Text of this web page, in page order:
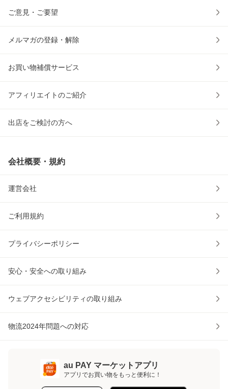
ご意見・ご要望
メルマガの登録・解除
お買い物補償サービス
アフィリエイトのご紹介
出店をご検討の方へ
会社概要・規約
運営会社
ご利用規約
プライバシーポリシー
安心・安全への取り組み
ウェブアクセシビリティの取り組み
物流2024年問題への対応
au PAY マーケットアプリ
アプリでお買い物をもっと便利に！